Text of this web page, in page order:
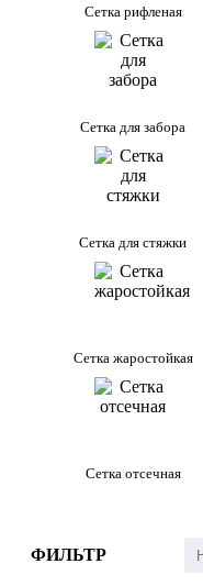
Сетка рифленая
Сетка для забора
Сетка для стяжки
Сетка жаростойкая
Сетка отсечная
ФИЛЬТР